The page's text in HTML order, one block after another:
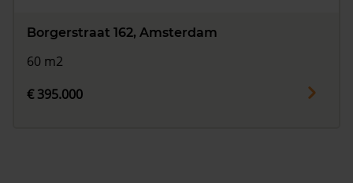
Borgerstraat 162, Amsterdam
60 m2
€ 395.000